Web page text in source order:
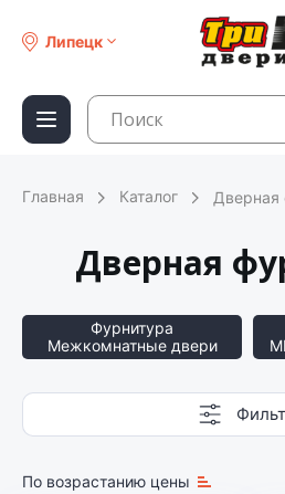
Липецк
Главная Каталог Дверная
Дверная
Фурнитура
Межкомнатные двери
По возрастанию цены